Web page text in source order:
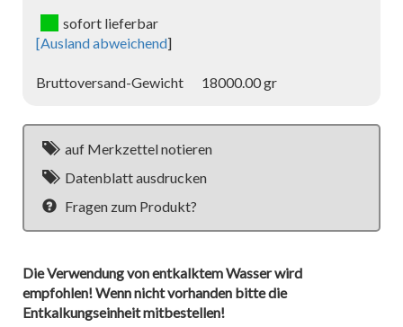
sofort lieferbar
[Ausland abweichend]
Bruttoversand-Gewicht 18000.00 gr
auf Merkzettel notieren
Datenblatt ausdrucken
Fragen zum Produkt?
Die Verwendung von entkalktem Wasser wird
empfohlen! Wenn nicht vorhanden bitte die
Entkalkungseinheit mitbestellen!